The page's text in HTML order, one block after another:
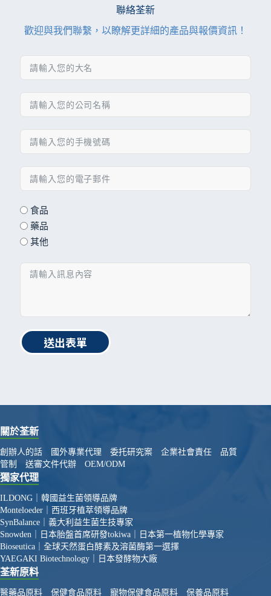
聯絡荃新
歡迎與我們聯繫，以瞭解更詳細的產品與報價資訊！
食品
藥品
其他
送出表單
關於荃新
創辦人的話 國外專業代理 委托研究案 企業社會責任
品質
管制
送審文件代辦 OEM/ODM
獨家代理
ILDONG｜韓國益生菌領導品牌
Monteloeder｜西班牙植萃領導品牌
SynBalance｜義大利益生菌生技專家
Snowden｜日本胎盤首席研發tokiwa｜日本第一植物化學專家
Bioseutica｜全球天然蛋白酵素及溶菌酶第一選擇
YAEGAKI Biotechnology｜日本發酵物大廠
荃新原料
醫藥品原料 保健食品原料 寵物保健食品原料 保養品原料